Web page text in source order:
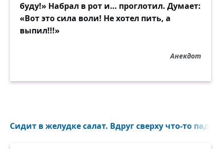
буду!» Набрал в рот и… проглотил. Думает:
«Вот это сила воли! Не хотел пить, а
выпил!!!»
Анекдот
Сидит в желудке салат. Вдруг сверху что-то